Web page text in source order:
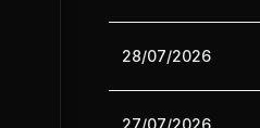
28/07/2026
27/07/2026